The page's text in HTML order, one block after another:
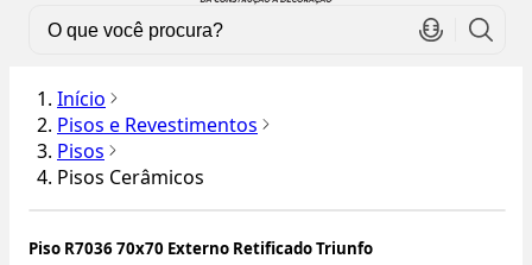
Início
Pisos e Revestimentos
Pisos
Pisos Cerâmicos
Piso R7036 70x70 Externo Retificado Triunfo